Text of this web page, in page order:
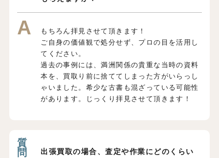
もちろん拝見させて頂きます！
ご自身の価値観で処分せず、プロの目を活用し
てください。
過去の事例には、満洲関係の貴重な当時の資料
本を、買取り前に捨ててしまった方がいらっし
ゃいました。希少な古書も混ざっている可能性
があります。じっくり拝見させて頂きます！
出張買取の場合、査定や作業にどのくらい